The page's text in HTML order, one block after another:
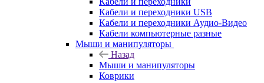
Кабели и переходники USB
Кабели и переходники Аудио-Видео
Кабели компьютерные разные
Мыши и манипуляторы
Назад
Мыши и манипуляторы
Коврики